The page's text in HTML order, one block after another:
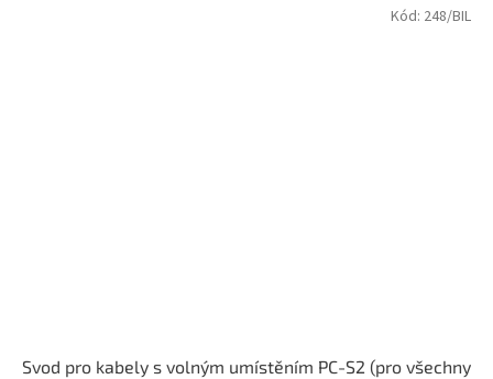
Svod pro kabely s volným umístěním PC-S2 (pro všechny
Kód: 248/BIL